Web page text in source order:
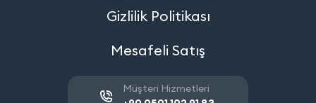
Gizlilik Politikası
Mesafeli Satış
Müşteri Hizmetleri